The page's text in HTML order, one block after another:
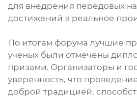
для внедрения передовых
достижений в реальное
По итогам форума лучшие
ученых были отмечены
призами. Организаторы и
уверенность, что
доброй традицией,